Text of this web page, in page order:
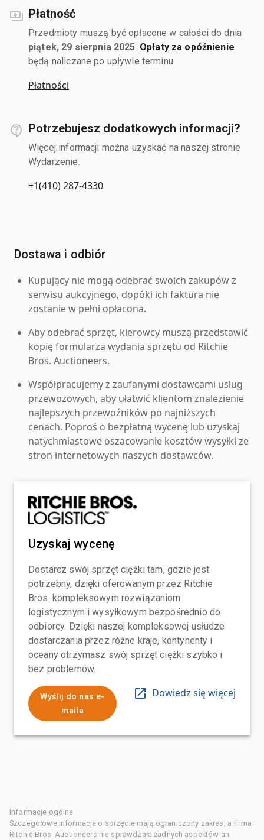
Płatność
Przedmioty muszą być opłacone w całości do dnia
piątek, 29 sierpnia 2025 Opłaty za opóźnienie
będą naliczane po upływie terminu.
Płatności
Potrzebujesz dodatkowych informacji?
Więcej informacji można uzyskać na naszej stronie
Wydarzenie.
+1(410) 287-4330
Dostawa i odbiór
Kupujący nie mogą odebrać swoich zakupów z
serwisu aukcyjnego, dopóki ich faktura nie
zostanie w pełni opłacona.
Aby odebrać sprzęt, kierowcy muszą przedstawić
kopię formularza wydania sprzętu od Ritchie
Bros. Auctioneers.
Współpracujemy z zaufanymi dostawcami usług
przewozowych, aby ułatwić klientom znalezienie
najlepszych przewoźników po najniższych
cenach. Poproś o bezpłatną wycenę lub uzyskaj
natychmiastowe oszacowanie kosztów wysyłki ze
stron internetowych naszych dostawców.
Uzyskaj wycenę
Dostarcz swój sprzęt ciężki tam, gdzie jest
potrzebny, dzięki oferowanym przez Ritchie
Bros. kompleksowym rozwiązaniom
logistycznym i wysyłkowym bezpośrednio do
odbiorcy. Dzięki naszej kompleksowej usłudze
dostarczania przez różne kraje, kontynenty i
oceany otrzymasz swój sprzęt ciężki szybko i
bez problemów.
Wyślij do nas e-
maila
Dowiedz się więcej
Informacje ogólne
Szczegółowe informacje o sprzęcie mają ograniczony zakres, a firma
Ritchie Bros. Auctioneers nie sprawdzała żadnych aspektów ani